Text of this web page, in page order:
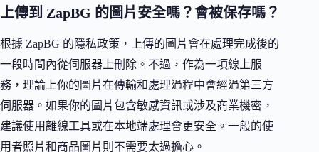
上傳到 ZapBG 的圖片安全嗎？會被保存嗎？
根據 ZapBG 的隱私政策，上傳的圖片會在處理完成後的
一段時間內從伺服器上刪除。不過，作為一項線上服
務，理論上你的圖片在傳輸和處理過程中會經過第三方
伺服器。如果你的圖片包含敏感資訊或涉及商業機密，
建議使用離線工具或在本地端處理會更安全。一般的使
用者照片和商品圖片則不需要太過擔心。